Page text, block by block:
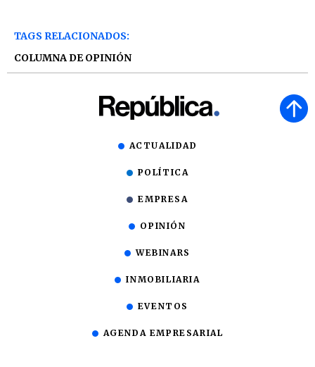
TAGS RELACIONADOS:
COLUMNA DE OPINIÓN
ACTUALIDAD
POLÍTICA
EMPRESA
OPINIÓN
WEBINARS
INMOBILIARIA
EVENTOS
AGENDA EMPRESARIAL